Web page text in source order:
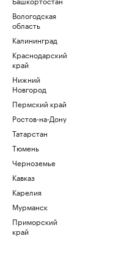
Вологодская
область
Калининград
Краснодарский
край
Нижний
Новгород
Пермский край
Ростов-на-Дону
Татарстан
Тюмень
Черноземье
Кавказ
Карелия
Мурманск
Приморский
край